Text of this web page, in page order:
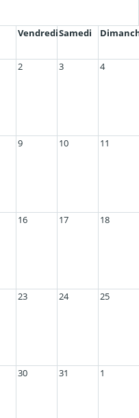
VendrediSamedi
2 3 4
9 10 11
16 17 18
23 24 25
30 31 1